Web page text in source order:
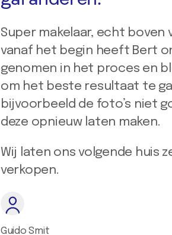
Super makelaar, echt boven
vanaf het begin heeft Bert
genomen in het proces en
om het beste resultaat te
bijvoorbeeld de foto’s niet
deze opnieuw laten maken.
Wij laten ons volgende huis
verkopen.
Guido Smit